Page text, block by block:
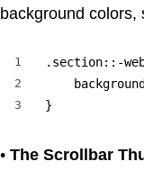
background colors,
1
2
3
.section::-
}
• The Scrollbar